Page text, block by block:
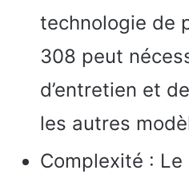
technologie de
308 peut
d’entretien et
les autres
Complexité :